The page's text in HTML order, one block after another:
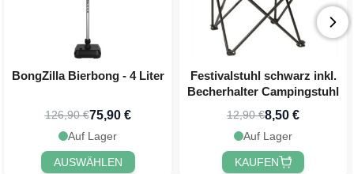
BongZilla Bierbong - 4 Liter
126,90 €75,90 €
Auf Lager
AUSWÄHLEN
Festivalstuhl schwarz inkl.
Becherhalter Campingstuhl
12,90 €8,50 €
Auf Lager
KAUFEN